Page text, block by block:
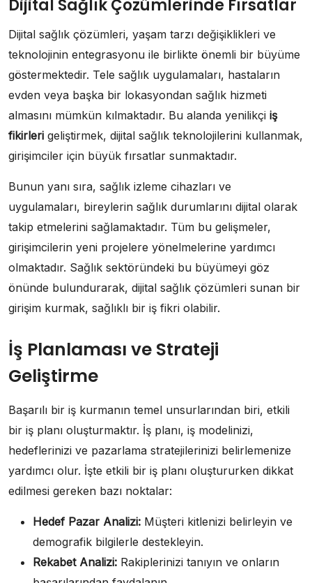
Dijital Sağlık Çözümlerinde Fırsatlar
Dijital sağlık çözümleri, yaşam tarzı değişiklikleri ve
teknolojinin entegrasyonu ile birlikte önemli bir büyüme
göstermektedir. Tele sağlık uygulamaları, hastaların
evden veya başka bir lokasyondan sağlık hizmeti
almasını mümkün kılmaktadır. Bu alanda yenilikçi iş
fikirleri geliştirmek, dijital sağlık teknolojilerini kullanmak,
girişimciler için büyük fırsatlar sunmaktadır.
Bunun yanı sıra, sağlık izleme cihazları ve
uygulamaları, bireylerin sağlık durumlarını dijital olarak
takip etmelerini sağlamaktadır. Tüm bu gelişmeler,
girişimcilerin yeni projelere yönelmelerine yardımcı
olmaktadır. Sağlık sektöründeki bu büyümeyi göz
önünde bulundurarak, dijital sağlık çözümleri sunan bir
girişim kurmak, sağlıklı bir iş fikri olabilir.
İş Planlaması ve Strateji
Geliştirme
Başarılı bir iş kurmanın temel unsurlarından biri, etkili
bir iş planı oluşturmaktır. İş planı, iş modelinizi,
hedeflerinizi ve pazarlama stratejilerinizi belirlemenize
yardımcı olur. İşte etkili bir iş planı oluştururken dikkat
edilmesi gereken bazı noktalar:
Hedef Pazar Analizi: Müşteri kitlenizi belirleyin ve
demografik bilgilerle destekleyin.
Rekabet Analizi: Rakiplerinizi tanıyın ve onların